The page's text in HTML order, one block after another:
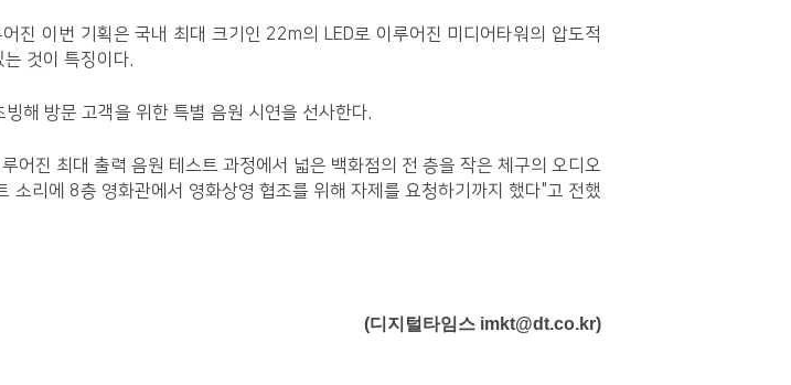
진 이번 기획은 국내 최대 크기인 22m의 LED로 이루어진 미디어타워의 압도적
것이 특징이다.
해 방문 고객을 위한 특별 음원 시연을 선사한다.
어진 최대 출력 음원 테스트 과정에서 넓은 백화점의 전 층을 작은 체구의 오디오
리에 8층 영화관에서 영화상영 협조를 위해 자제를 요청하기까지 했다"고 전했
(디지털타임스 imkt@dt.co.kr)